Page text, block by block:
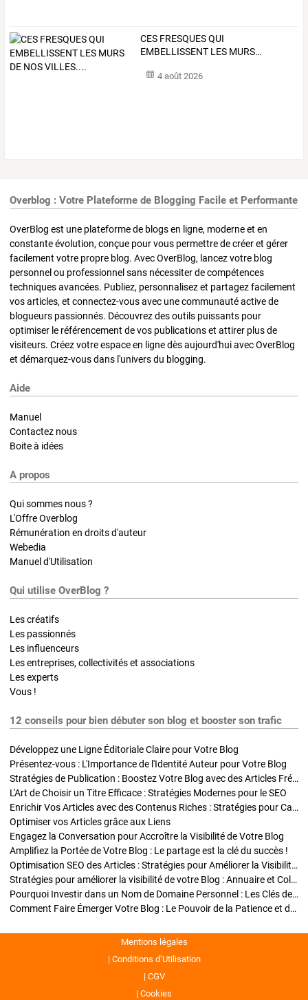
CES FRESQUESQUI
EMBELLISSENT LES MURS…
4 août 2026
Overblog : Votre Plateforme de Blogging Facile et Performante
OverBlog est une plateforme de blogs en ligne, moderne et en
constante évolution, conçue pour vous permettre de créer et gérer
facilement votre propre blog. Avec OverBlog, lancez votre blog
personnel ou professionnel sans nécessiter de compétences
techniques avancées. Publiez, personnalisez et partagez facilement
vos articles, et connectez-vous avec une communauté active de
blogueurs passionnés. Découvrez des outils puissants pour
optimiser le référencement de vos publications et attirer plus de
visiteurs. Créez votre espace en ligne dès aujourd'hui avec OverBlog
et démarquez-vous dans l'univers du blogging.
Aide
Manuel
Contactez nous
Boite à idées
A propos
Qui sommes nous ?
L'Offre Overblog
Rémunération en droits d'auteur
Webedia
Manuel d'Utilisation
Qui utilise OverBlog ?
Les créatifs
Les passionnés
Les influenceurs
Les entreprises, collectivités et associations
Les experts
Vous !
12 conseils pour bien débuter son blog et booster son trafic
Développez une Ligne Éditoriale Claire pour Votre Blog
Présentez-vous : L'Importance de l'Identité Auteur pour Votre Blog
Stratégies de Publication : Boostez Votre Blog avec des Articles Fréquents et Exclusifs
L'Art de Choisir un Titre Efficace : Stratégies Modernes pour le SEO
Enrichir Vos Articles avec des Contenus Riches : Stratégies pour Captiver et Optimiser
Optimiser vos Articles grâce aux Liens
Engagez la Conversation pour Accroître la Visibilité de Votre Blog
Amplifiez la Portée de Votre Blog : Le partage est la clé du succès !
Optimisation SEO des Articles : Stratégies pour Améliorer la Visibilité de Votre Blog
Stratégies pour améliorer la visibilité de votre Blog : Annuaire et Collaborations
Pourquoi Investir dans un Nom de Domaine Personnel : Les Clés de la Réussite de Votre Blog
Comment Faire Émerger Votre Blog : Le Pouvoir de la Patience et de la Persévérance
Mentions légales
Conditions d’Utilisation
CGV
Cookies